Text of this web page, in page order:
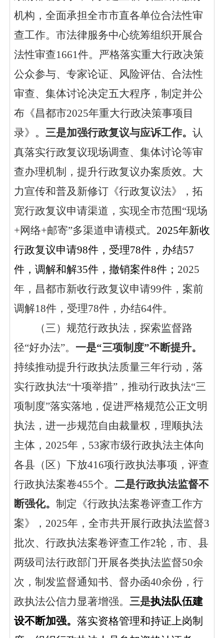
机构，全面承担全市市直各单位合法性审
查工作。 市法律服务中心统筹组织开展合
法性审查1661件。严格落实重大行政决策
公众参与、专家论证、风险评估、合法性
审查、集体讨论决定五大程序， 制定并公
布《昌都市2025年重大行政决策事项目
录》 。 三是加强行政复议与应诉工作。 认
真落实行政复议现场调查、集体讨论等审
查办理机制，提升行政复议办案质效。大
力宣传和普及新修订《行政复议法》，拓
宽行政复议申请渠道，实现全市范围“现场
+网络+邮寄”多渠道申请模式。 2025年新收
行政复议申请98件，受理78件，办结57
件，调解和解35件，撤销案件8件； 2025
年，昌都市新收行政复议申请99件，案前
调解18件，受理78件，办结64件。
（三）规范行政执法，探索监督路
径“好办法”。 一是“三项制度”不断提升。
持续推动提升行政执法质量三年行动，落
实行政执法“十项举措”，推动行政执法“三
项制度”落实落地，促进严格规范公正文明
执法， 进一步规范自由裁量权，理顺执法
主体， 2025年 ， 53家市级行政执法主体向
各县（区）下放416项行政执法事项， 评查
行政执法案卷455个。 二是行政执法监督不
断强化。 制定 《行政执法案卷评查工作方
案》 ， 2025年，全市共开展行政执法监督3
批次、 行政执法案卷评查工作2轮 ， 市、县
两级司法行政部门开展各类执法监督50余
次， 制发监督通知书、督办函40余份， 行
政执法公信力显著增强。 三是执法队伍建
设不断加强。 落实资格管理和持证上岗制